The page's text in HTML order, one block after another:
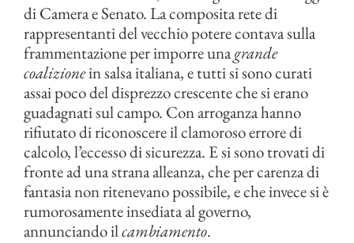
di Camera e Senato. La composita rete di
rappresentanti del vecchio potere contava sulla
frammentazione per imporre unagrande
coalizionein salsa italiana, e tutti si sono curati
assai poco del disprezzo crescente che si erano
guadagnati sul campo. Con arroganza hanno
rifiutato di riconoscere il clamoroso errore di
calcolo, l’eccesso di sicurezza. E si sono trovati di
fronte ad una strana alleanza, che per carenza di
fantasia non ritenevano possibile, e che invece si è
rumorosamente insediata al governo,
annunciando ilcambiamento.